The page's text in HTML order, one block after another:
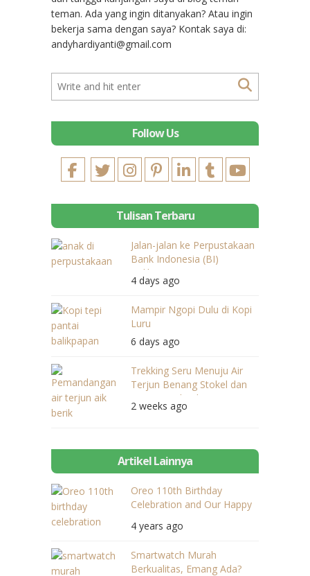
teman. Ada yang ingin ditanyakan? Atau ingin
bekerja sama dengan saya? Kontak saya di:
andyhardiyanti@gmail.com
Follow Us
Tulisan Terbaru
Jalan-jalan ke Perpustakaan
Bank Indonesia (BI)
Balikpapan
4 days ago
Mampir Ngopi Dulu di Kopi
Luru
6 days ago
Trekking Seru Menuju Air
Terjun Benang Stokel dan
Benang Kelambu
2 weeks ago
Artikel Lainnya
Oreo 110th Birthday
Celebration and Our Happy
4 years ago
Smartwatch Murah
Berkualitas, Emang Ada?